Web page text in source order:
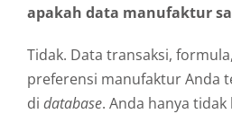
apakah data manufaktur
Tidak. Data transaksi,
preferensi manufaktur Anda
di database. Anda hanya